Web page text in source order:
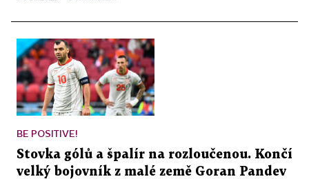
BE POSITIVE!
Stovka gólů a špalír na rozloučenou. Končí
velký bojovník z malé země Goran Pandev